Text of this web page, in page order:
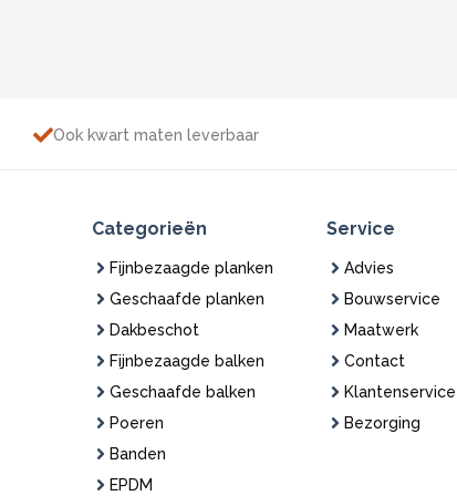
Ook kwart maten leverbaar
Categorieën
Fijnbezaagde planken
Geschaafde planken
Dakbeschot
Fijnbezaagde balken
Geschaafde balken
Poeren
Banden
EPDM
Service
Advies
Bouwservice
Maatwerk
Contact
Klantenservice
Bezorging